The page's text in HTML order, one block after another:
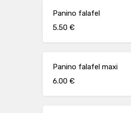
Panino falafel
5.50 €
Panino falafel maxi
6.00 €